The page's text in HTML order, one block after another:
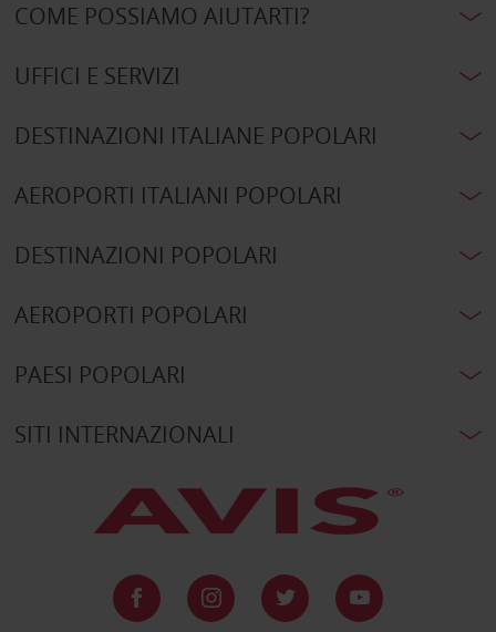
COME POSSIAMO AIUTARTI?
UFFICI E SERVIZI
DESTINAZIONI ITALIANE POPOLARI
AEROPORTI ITALIANI POPOLARI
DESTINAZIONI POPOLARI
AEROPORTI POPOLARI
PAESI POPOLARI
SITI INTERNAZIONALI